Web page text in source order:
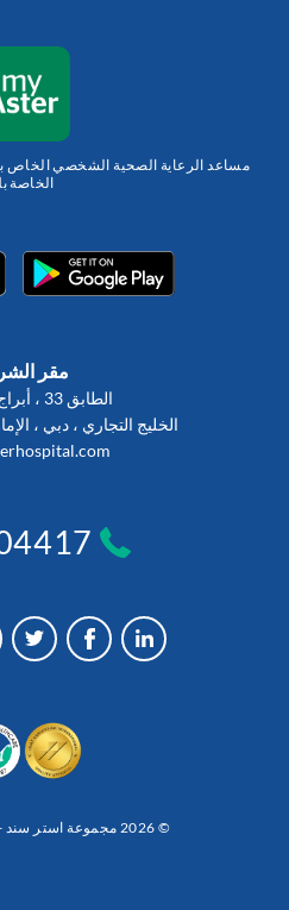
مساعد الرعاية الصحية الشخصي الخاص
الخاصة
مقر
الطابق 33 ، أبراج اسبكت ،
الخليج التجاري ، دبي ،
© 2026 مجموعة استر سند -كل الحقوق محفوظة